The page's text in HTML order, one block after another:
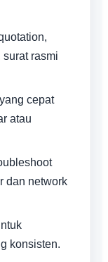
surat rasmi
cepat
atau
dan network
konsisten.